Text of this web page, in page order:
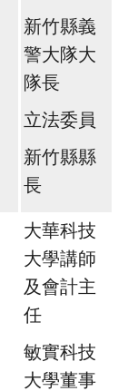
新竹縣義
警大隊大
隊長
立法委員
新竹縣縣
長
大華科技
大學講師
及會計主
任
敏實科技
大學董事